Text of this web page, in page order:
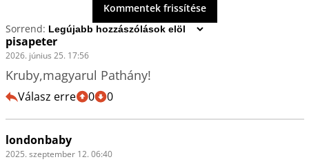
Kommentek frissítése
Sorrend:
pisapeter
2026. június 25. 17:56
Kruby,magyarul Pathány!
Válasz erre 0 0
londonbaby
2025. szeptember 12. 06:40